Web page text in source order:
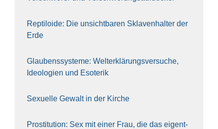
Rep­ti­lo­ide: Die unsicht­ba­ren Skla­ven­hal­ter der
Erde
Glau­bens­sys­te­me: Welt­erklä­rungs­ver­su­che,
Ideo­lo­gien und Eso­te­rik
Sexu­el­le Gewalt in der Kir­che
Pro­sti­tu­ti­on: Sex mit einer Frau, die das eigent­